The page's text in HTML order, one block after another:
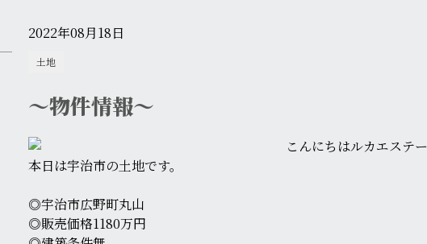
2022年08月18日
土地
～物件情報～
こんにちはルカエステ
本日は宇治市の土地です。
◎宇治市広野町丸山
◎販売価格1180万円